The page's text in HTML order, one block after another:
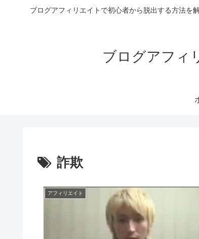
ブログアフィリエイトで初心者から脱出する方法を
ブログアフィ
詐欺
アフィリエイト